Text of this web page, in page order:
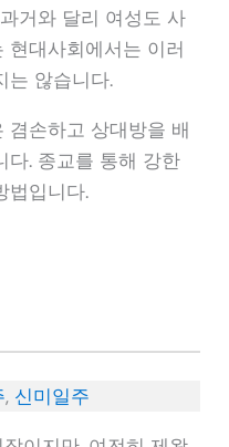
거와 달리 여성도 사
현대사회에서는 이러
는 않습니다.
겸손하고 상대방을 배
다. 종교를 통해 강한
법입니다.
, 신미일주